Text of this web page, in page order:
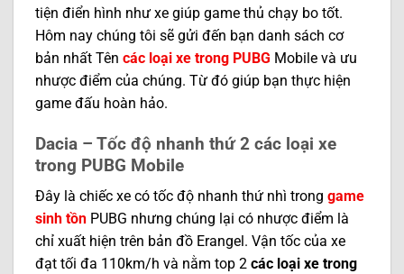
tiện điển hình như xe giúp game thủ chạy bo tốt.
Hôm nay chúng tôi sẽ gửi đến bạn danh sách cơ
bản nhất Tên các loại xe trong PUBG Mobile và ưu
nhược điểm của chúng. Từ đó giúp bạn thực hiện
game đấu hoàn hảo.
Dacia – Tốc độ nhanh thứ 2 các loại xe
trong PUBG Mobile
Đây là chiếc xe có tốc độ nhanh thứ nhì trong game
sinh tồn PUBG nhưng chúng lại có nhược điểm là
chỉ xuất hiện trên bản đồ Erangel. Vận tốc của xe
đạt tối đa 110km/h và nằm top 2 các loại xe trong